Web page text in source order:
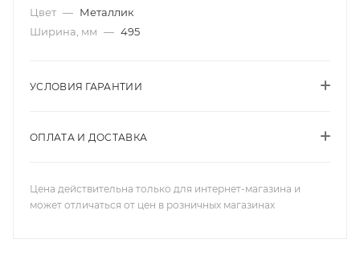
Цвет — Металлик
Ширина, мм — 495
УСЛОВИЯ ГАРАНТИИ
ОПЛАТА И ДОСТАВКА
Цена действительна только для интернет-магазина и
может отличаться от цен в розничных магазинах